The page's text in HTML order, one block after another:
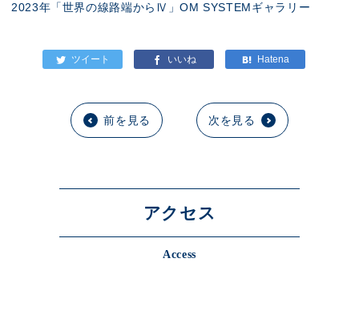
2023年「世界の線路端からⅣ」OM SYSTEMギャラリー
前を見る 次を見る
アクセス
Access